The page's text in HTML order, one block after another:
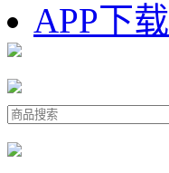
APP下载